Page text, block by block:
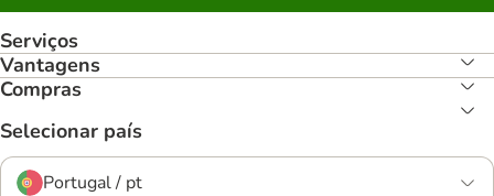
Serviços
Vantagens
Compras
Selecionar país
Portugal / pt